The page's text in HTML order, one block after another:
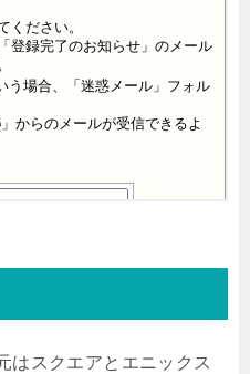
はスクエアとエニックス